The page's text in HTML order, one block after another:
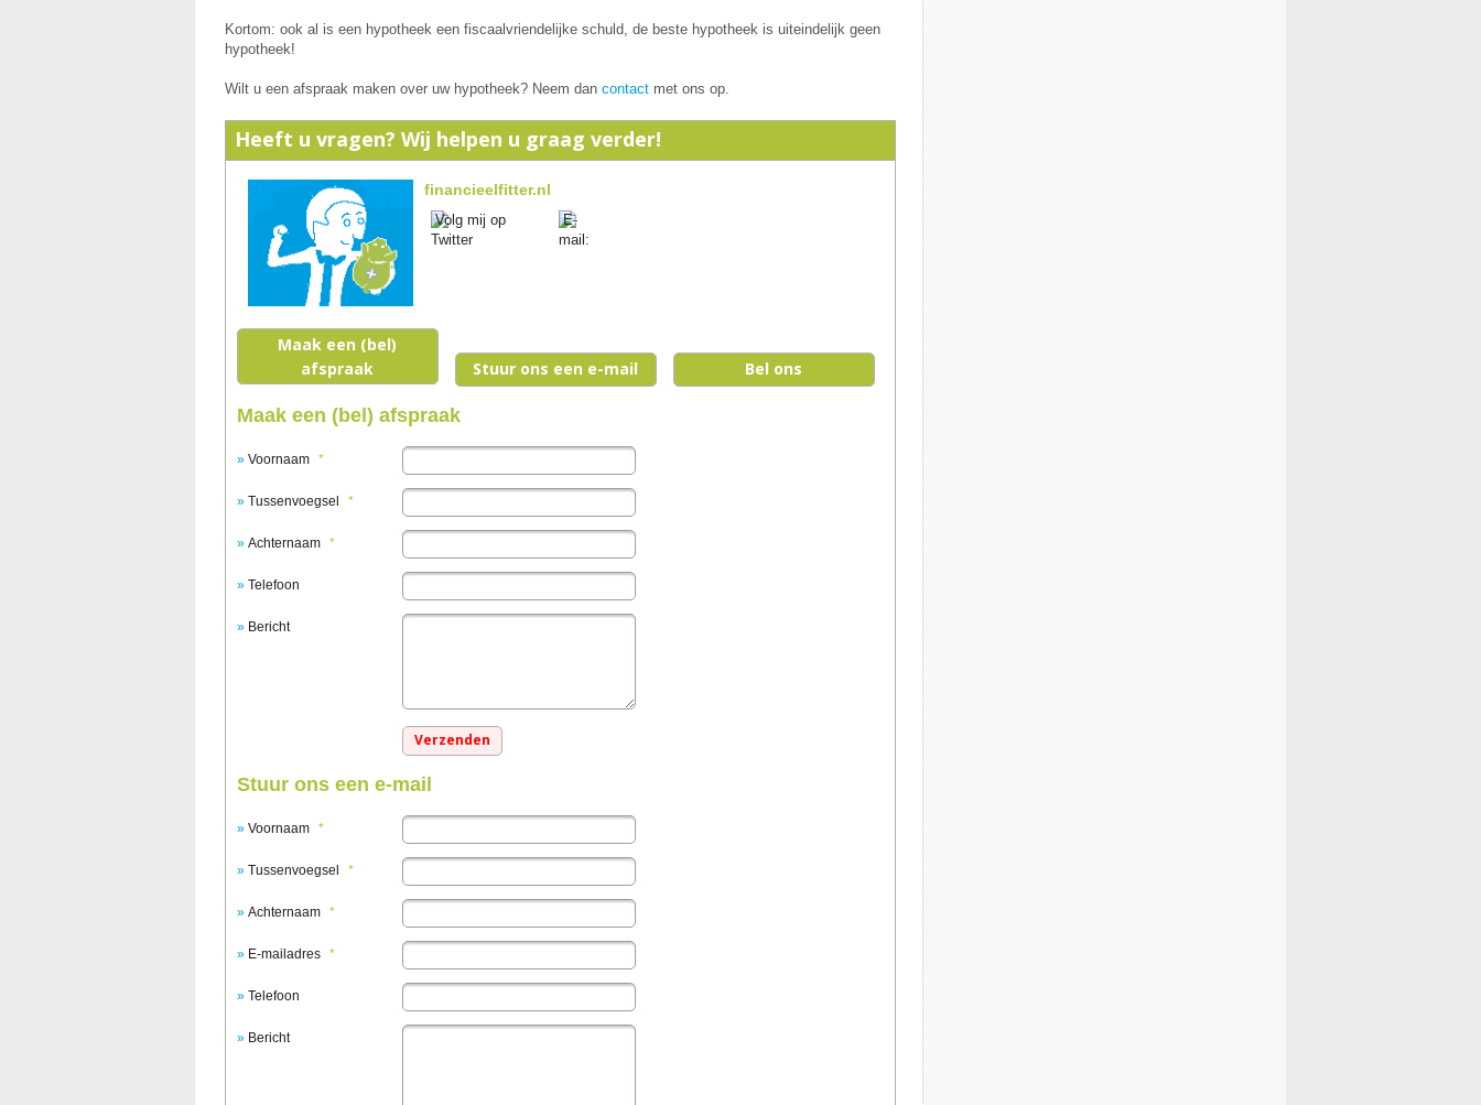
Kortom: ook al is een hypotheek een fiscaalvriendelijke schuld, de beste hypotheek is uiteindelijk geen
hypotheek!
Wilt u een afspraak maken over uw hypotheek? Neem dan contactmet ons op.
Heeft u vragen? Wij helpen u graag verder!
financieelfitter.nl
Maak een (bel)
afspraak
Stuur ons een e-mail Bel ons
Maak een (bel) afspraak
Voornaam *
Tussenvoegsel *
Achternaam *
Telefoon
Bericht
Stuur ons een e-mail
Voornaam *
Tussenvoegsel *
Achternaam *
E-mailadres *
Telefoon
Bericht